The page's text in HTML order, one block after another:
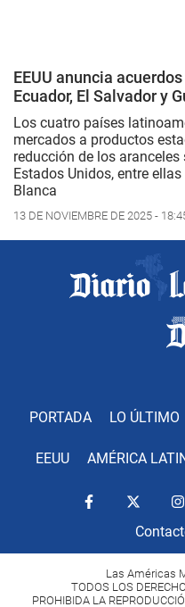
EEUU anuncia
Ecuador, El Salvador y
Los cuatro países
mercados a productos
reducción de los
Estados Unidos, entre
Blanca
13 DE NOVIEMBRE DE 2025 -
PORTADA LO ÚLTIMO
EEUU AMÉRICA
Las Américas
TODOS LOS
PROHIBIDA LA